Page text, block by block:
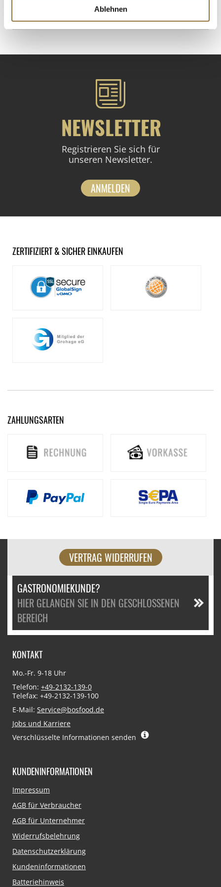
Ablehnen
St.
NEWSLETTER
Registrieren Sie sich für
unseren Newsletter.
ANMELDEN
ZERTIFIZIERT & SICHER EINKAUFEN
ZAHLUNGSARTEN
VERTRAG WIDERRUFEN
GASTRONOMIEKUNDE?
HIER GELANGEN SIE IN DEN GESCHLOSSENEN
BEREICH
KONTAKT
Mo.-Fr. 9-18 Uhr
Telefon: +49-2132-139-0
Telefax: +49-2132-139-100
E-Mail: Service@bosfood.de
Jobs und Karriere
Verschlüsselte Informationen senden
KUNDENINFORMATIONEN
Navigation
Impressum
AGB für Verbraucher
AGB für Unternehmer
Widerrufsbelehrung
Datenschutzerklärung
Kundeninformationen
Batteriehinweis